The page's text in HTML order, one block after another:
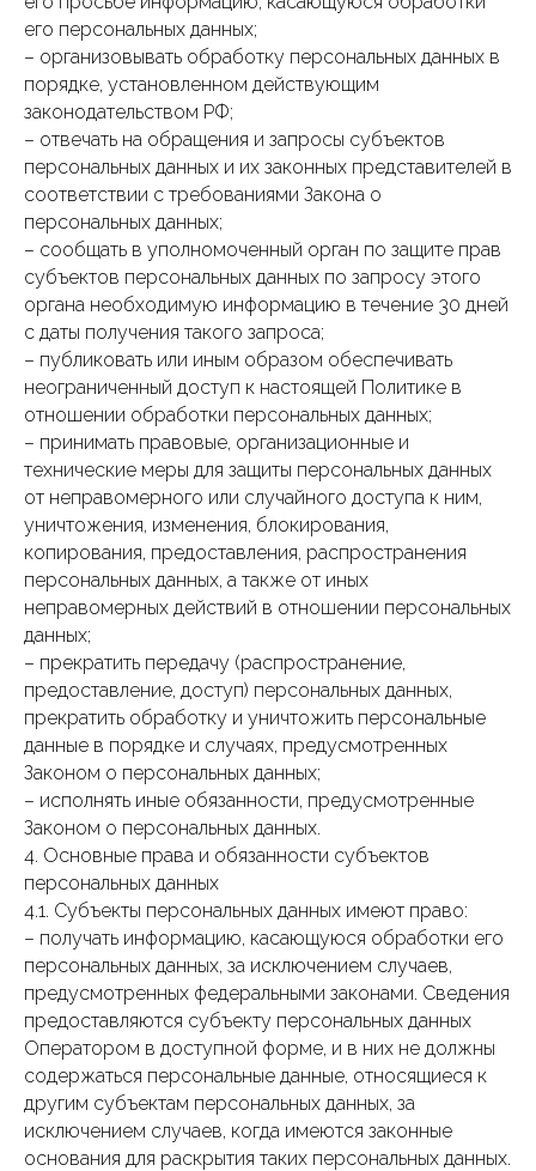
его персональных данных;
– организовывать обработку персональных данных в
порядке, установленном действующим
законодательством РФ;
– отвечать на обращения и запросы субъектов
персональных данных и их законных представителей в
соответствии с требованиями Закона о
персональных данных;
– сообщать в уполномоченный орган по защите прав
субъектов персональных данных по запросу этого
органа необходимую информацию в течение 30 дней
с даты получения такого запроса;
– публиковать или иным образом обеспечивать
неограниченный доступ к настоящей Политике в
отношении обработки персональных данных;
– принимать правовые, организационные и
технические меры для защиты персональных данных
от неправомерного или случайного доступа к ним,
уничтожения, изменения, блокирования,
копирования, предоставления, распространения
персональных данных, а также от иных
неправомерных действий в отношении персональных
данных;
– прекратить передачу (распространение,
предоставление, доступ) персональных данных,
прекратить обработку и уничтожить персональные
данные в порядке и случаях, предусмотренных
Законом о персональных данных;
– исполнять иные обязанности, предусмотренные
Законом о персональных данных.
4. Основные права и обязанности субъектов
персональных данных
4.1. Субъекты персональных данных имеют право:
– получать информацию, касающуюся обработки его
персональных данных, за исключением случаев,
предусмотренных федеральными законами. Сведения
предоставляются субъекту персональных данных
Оператором в доступной форме, и в них не должны
содержаться персональные данные, относящиеся к
другим субъектам персональных данных, за
исключением случаев, когда имеются законные
основания для раскрытия таких персональных данных.